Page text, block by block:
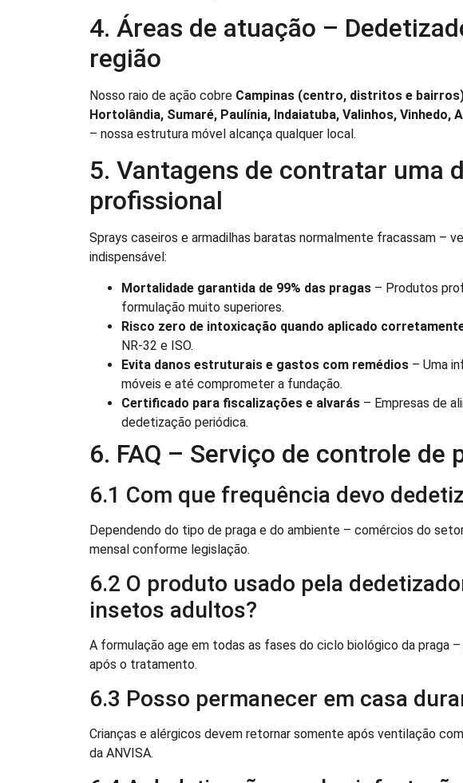
4. Áreas de atuação –
região
Nosso raio de ação cobre Campinas (centro, distritos e
Hortolândia, Sumaré, Paulínia, Indaiatuba, Valinhos, Vinhedo,
– nossa estrutura móvel alcança qualquer local.
5. Vantagens de contratar uma
profissional
Sprays caseiros e armadilhas baratas normalmente fracassam –
indispensável:
Mortalidade garantida de 99% das pragas – Produtos
formulação muito superiores.
Risco zero de intoxicação quando aplicado
NR-32 e ISO.
Evita danos estruturais e gastos com remédios – Uma
móveis e até comprometer a fundação.
Certificado para fiscalizações e alvarás – Empresas de
dedetização periódica.
6. FAQ – Serviço de controle de
6.1 Com que frequência devo
Dependendo do tipo de praga e do ambiente – comércios do
mensal conforme legislação.
6.2 O produto usado pela
insetos adultos?
A formulação age em todas as fases do ciclo biológico da praga –
após o tratamento.
6.3 Posso permanecer em casa
Crianças e alérgicos devem retornar somente após ventilação
da ANVISA.